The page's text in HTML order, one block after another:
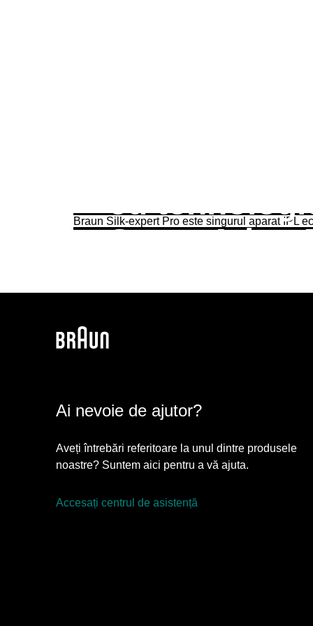
cu
Braun Silk-expert Pro este singurul aparat IPL
Ai nevoie de ajutor?
Aveți întrebări referitoare la unul dintre produsele
noastre? Suntem aici pentru a vă ajuta.
Accesați centrul de asistență